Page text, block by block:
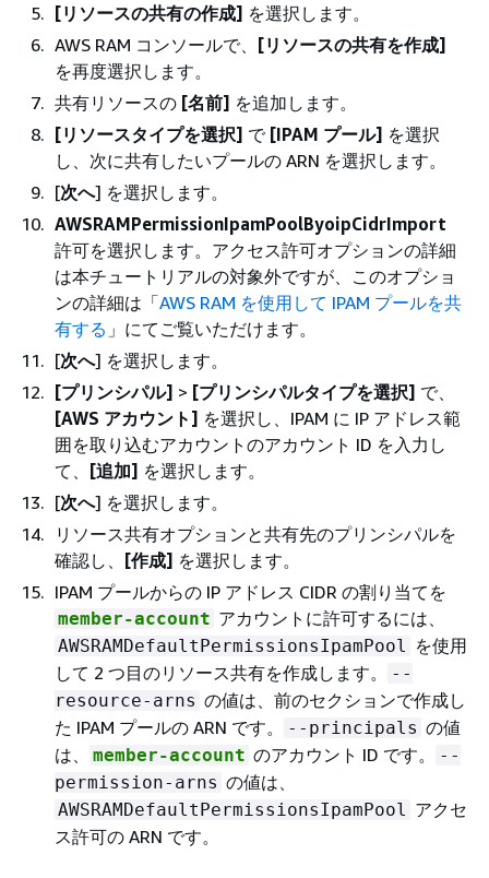
[リソースの共有の作成] を選択します。
AWS RAM コンソールで、 [リソースの共有を作成]
を再度選択します。
共有リソースの [名前] を追加します。
[リソースタイプを選択] で [IPAM プール] を選択
し、次に共有したいプールの ARN を選択します。
[次へ] を選択します。
AWSRAMPermissionIpamPoolByoipCidrImport
許可を選択します。アクセス許可オプションの詳細
は本チュートリアルの対象外ですが、このオプショ
ンの詳細は「AWS RAM を使用して IPAM プールを共
有する 」にてご覧いただけます。
[次へ] を選択します。
[プリンシパル] > [プリンシパルタイプを選択] で、
[AWS アカウント] を選択し、IPAM に IP アドレス範
囲を取り込むアカウントのアカウント ID を入力し
て、 [追加] を選択します。
[次へ] を選択します。
リソース共有オプションと共有先のプリンシパルを
確認し、 [作成] を選択します。
IPAM プールからの IP アドレス CIDR の割り当てを
member-account アカウントに許可するには、
AWSRAMDefaultPermissionsIpamPool
を使用
して 2 つ目のリソース共有を作成します。
--
resource-arns の値は、前のセクションで作成し
た IPAM プールの ARN です。
--principals の値
は、
member-account のアカウント ID です。
--
permission-arns の値は、
AWSRAMDefaultPermissionsIpamPool
アクセ
ス許可の ARN です。